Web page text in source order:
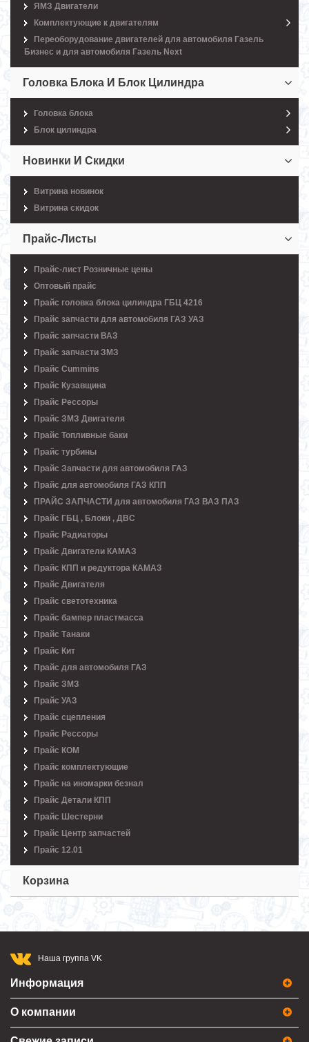
ЯМЗ Двигатели
Комплектующие к двигателям
Переоборудование двигателей для автомобиля Газель
Бизнес и для автомобиля Газель Next
Головка Блока И Блок Цилиндра
Головка блока
Блок цилиндра
Новинки И Скидки
Витрина новинок
Витрина скидок
Прайс-Листы
Прайс-лист Розничные цены
Оптовый прайс
Прайс головка блока цилиндра ГБЦ 4216
Прайс запчасти для автомобиля ГАЗ УАЗ
Прайс запчасти ВАЗ
Прайс запчасти ЗМЗ
Прайс Cummins
Прайс Кузавщина
Прайс Рессоры
Прайс ЗМЗ Двигателя
Прайс Топливные баки
Прайс турбины
Прайс Запчасти для автомобиля ГАЗ
Прайс для автомобиля ГАЗ КПП
ПРАЙС ЗАПЧАСТИ для автомобиля ГАЗ ВАЗ ПАЗ
Прайс ГБЦ , Блоки , ДВС
Прайс Радиаторы
Прайс Двигатели КАМАЗ
Прайс КПП и редуктора КАМАЗ
Прайс Двигателя
Прайс светотехника
Прайс бампер пластмасса
Прайс Танаки
Прайс Кит
Прайс для автомобиля ГАЗ
Прайс ЗМЗ
Прайс УАЗ
Прайс сцепления
Прайс Рессоры
Прайс КОМ
Прайс комплектующие
Прайс на иномарки безнал
Прайс Детали КПП
Прайс Шестерни
Прайс Центр запчастей
Прайс 12.01
Корзина
Наша группа VK
Информация
О компании